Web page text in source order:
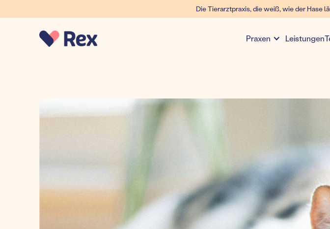
Die Tierarztpraxis, die weiß, wie der Hase
Praxen Leistungen